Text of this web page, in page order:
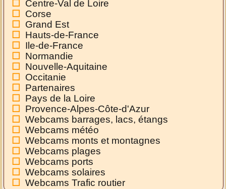
Centre-Val de Loire
Corse
Grand Est
Hauts-de-France
Ile-de-France
Normandie
Nouvelle-Aquitaine
Occitanie
Partenaires
Pays de la Loire
Provence-Alpes-Côte-d'Azur
Webcams barrages, lacs, étangs
Webcams météo
Webcams monts et montagnes
Webcams plages
Webcams ports
Webcams solaires
Webcams Trafic routier